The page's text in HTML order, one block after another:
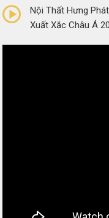
Nội Thất Hưng
Xuất Xắc Châu Á